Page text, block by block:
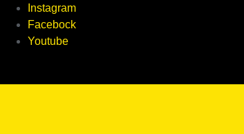
Instagram
Facebock
Youtube